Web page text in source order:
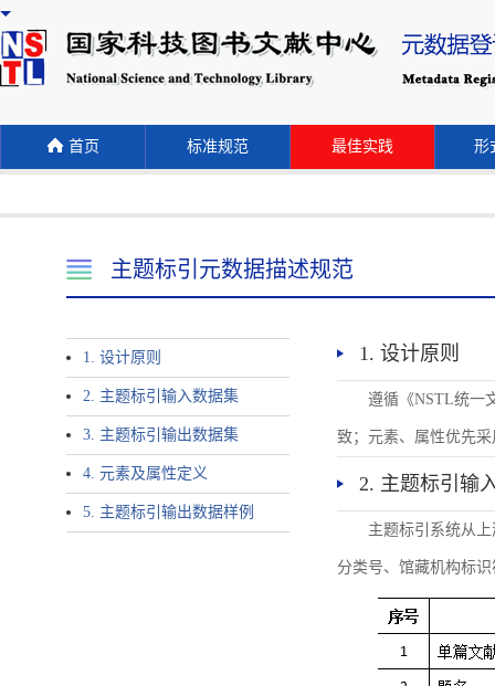
首页 标准规范 最佳实践 形
主题标引元数据描述规范
1. 设计原则
2. 主题标引输入数据集
3. 主题标引输出数据集
4. 元素及属性定义
5. 主题标引输出数据样例
1. 设计原则
遵循《NSTL统一
致；元素、属性优先
2. 主题标引输
主题标引系统从
分类号、馆藏机构标